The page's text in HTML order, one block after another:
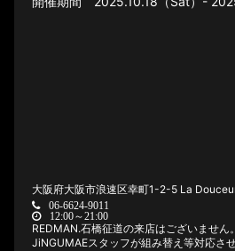
大阪府大阪市浪速区幸町1-2-5 La
06-6624-9011
12:00～21:00
REDMAN.石橋征道の来店はございません。
JiNGUMAEスタッフが組み替え等対応させ